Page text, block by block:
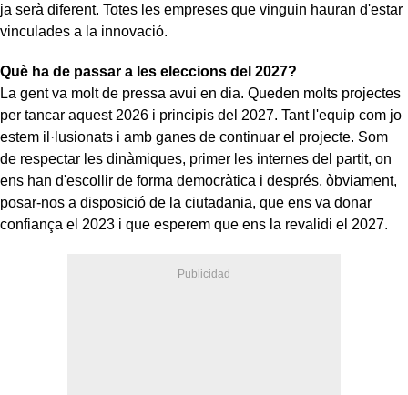
ja serà diferent. Totes les empreses que vinguin hauran d'estar
vinculades a la innovació.
Què ha de passar a les eleccions del 2027?
La gent va molt de pressa avui en dia. Queden molts projectes
per tancar aquest 2026 i principis del 2027. Tant l'equip com jo
estem il·lusionats i amb ganes de continuar el projecte. Som
de respectar les dinàmiques, primer les internes del partit, on
ens han d'escollir de forma democràtica i després, òbviament,
posar-nos a disposició de la ciutadania, que ens va donar
confiança el 2023 i que esperem que ens la revalidi el 2027.